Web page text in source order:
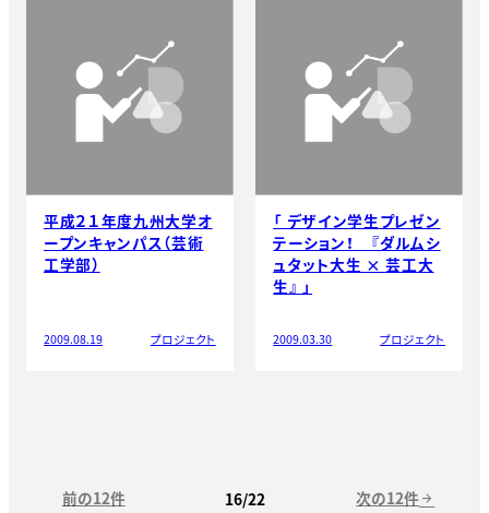
平成２１年度九州大学オ
ープンキャンパス（芸術
工学部）
2009.08.19 プロジェクト
「 デザイン学生プレゼン
テーション！ 『ダルムシ
ュタット大生 × 芸工大
生』 」
2009.03.30 プロジェクト
前の12件 次の12件 arrow_forward
16/22